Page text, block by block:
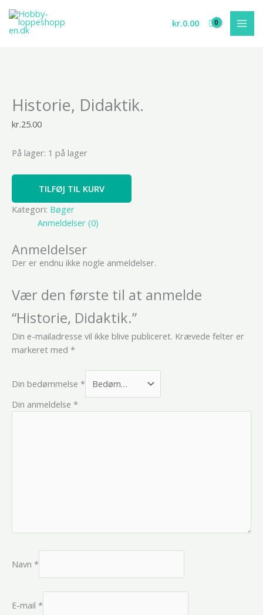
indholdet
kr.0.00
Historie, Didaktik.
kr.25.00
På lager: 1 på lager
Didaktik.
antal
TILFØJ TIL KURV
Kategori: Bøger
Anmeldelser (0)
Anmeldelser
Der er endnu ikke nogle anmeldelser.
Vær den første til at anmelde
“Historie, Didaktik.”
Din e-mailadresse vil ikke blive publiceret. Krævede felter er
markeret med *
Din bedømmelse *
Din anmeldelse *
Navn *
E-mail *